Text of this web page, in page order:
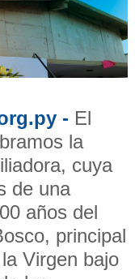
- El
la
cuya
de una
años del
principal
Virgen bajo